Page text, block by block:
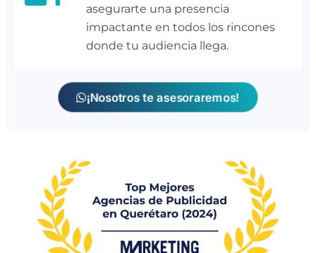
asegurarte una presencia
impactante en todos los rincones
donde tu audiencia llega.
¡Nosotros te asesoraremos!